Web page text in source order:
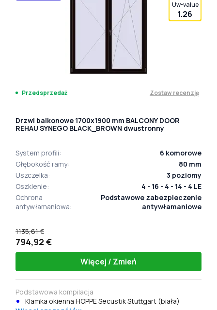
Uw-value
1.26
Przedsprzedaż Zostaw recenzję
Drzwi balkonowe 1700x1900 mm BALCONY DOOR
REHAU SYNEGO BLACK_BROWN dwustronny
System profili: 6 komorowe
Głębokość ramy: 80 mm
Uszczelka: 3 poziomy
Oszklenie:
4 - 16 - 4 - 14 - 4 LE
Ochrona
antywłamaniowa:
Podstawowe zabezpieczenie
antywłamaniowe
1135,61 €
794,92 €
Więcej / Zmień
Podstawowa kompilacja
Klamka okienna HOPPE Secustik Stuttgart (biała)